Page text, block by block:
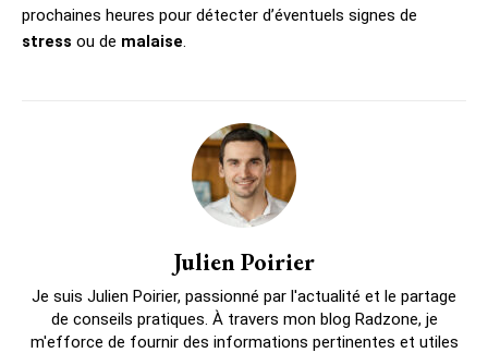
prochaines heures pour détecter d’éventuels signes de
stress ou de malaise.
Julien Poirier
Je suis Julien Poirier, passionné par l'actualité et le partage
de conseils pratiques. À travers mon blog Radzone, je
m'efforce de fournir des informations pertinentes et utiles